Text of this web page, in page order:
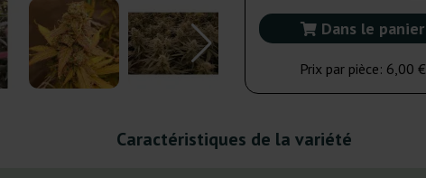
Dans le panier
Prix par pièce: 6,00 €
Caractéristiques de la variété